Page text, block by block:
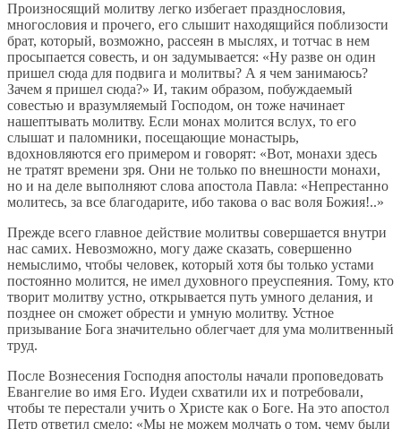
Произносящий молитву легко избегает празднословия,
многословия и прочего, его слышит находящийся поблизости
брат, который, возможно, рассеян в мыслях, и тотчас в нем
просыпается совесть, и он задумывается: «Ну разве он один
пришел сюда для подвига и молитвы? А я чем занимаюсь?
Зачем я пришел сюда?» И, таким образом, побуждаемый
совестью и вразумляемый Господом, он тоже начинает
нашептывать молитву. Если монах молится вслух, то его
слышат и паломники, посещающие монастырь,
вдохновляются его примером и говорят: «Вот, монахи здесь
не тратят времени зря. Они не только по внешности монахи,
но и на деле выполняют слова апостола Павла: «Непрестанно
молитесь, за все благодарите, ибо такова о вас воля Божия!..»
Прежде всего главное действие молитвы совершается внутри
нас самих. Невозможно, могу даже сказать, совершенно
немыслимо, чтобы человек, который хотя бы только устами
постоянно молится, не имел духовного преуспеяния. Тому, кто
творит молитву устно, открывается путь умного делания, и
позднее он сможет обрести и умную молитву. Устное
призывание Бога значительно облегчает для ума молитвенный
труд.
После Вознесения Господня апостолы начали проповедовать
Евангелие во имя Его. Иудеи схватили их и потребовали,
чтобы те перестали учить о Христе как о Боге. На это апостол
Петр ответил смело: «Мы не можем молчать о том, чему были